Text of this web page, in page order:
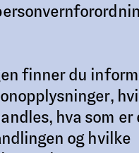
finner du
hva som er
og hvilke